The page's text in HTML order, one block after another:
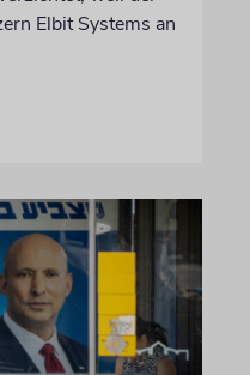
Elbit Systems an